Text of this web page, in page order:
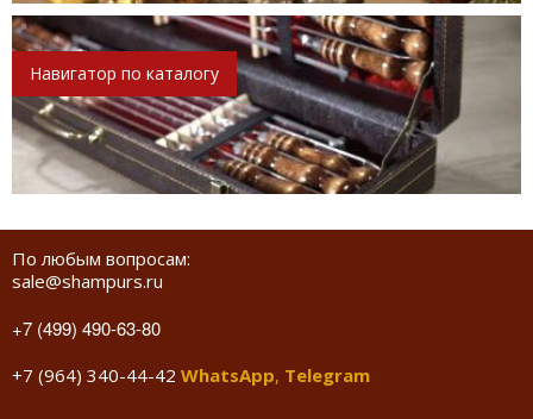
Навигатор по каталогу
По любым вопросам:
sale@shampurs.ru
+7 (499) 490-63-80
+7 (964) 340-44-42 WhatsApp, Telegram